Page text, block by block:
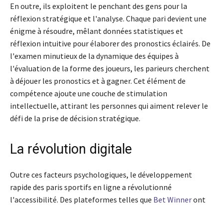
En outre, ils exploitent le penchant des gens pour la
réflexion stratégique et l'analyse. Chaque pari devient une
énigme à résoudre, mêlant données statistiques et
réflexion intuitive pour élaborer des pronostics éclairés. De
l'examen minutieux de la dynamique des équipes à
l'évaluation de la forme des joueurs, les parieurs cherchent
à déjouer les pronostics et à gagner. Cet élément de
compétence ajoute une couche de stimulation
intellectuelle, attirant les personnes qui aiment relever le
défi de la prise de décision stratégique.
La révolution digitale
Outre ces facteurs psychologiques, le développement
rapide des paris sportifs en ligne a révolutionné
l'accessibilité. Des plateformes telles que Bet Winneront